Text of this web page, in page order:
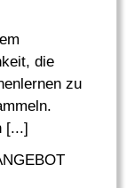
die
zu
[...]